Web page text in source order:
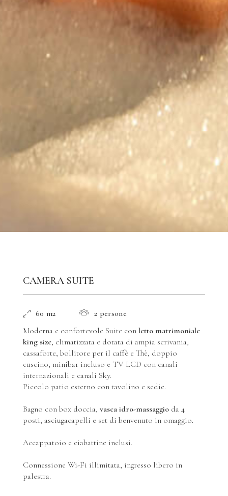
CAMERA SUITE
60 m2
2 persone
Moderna e confortevole Suite con letto matrimoniale
king size, climatizzata e dotata di ampia scrivania,
cassaforte, bollitore per il caffè e Thè, doppio
cuscino, minibar incluso e TV LCD con canali
internazionali e canali Sky.
Piccolo patio esterno con tavolino e sedie.
Bagno con box doccia, vasca idro-massaggio da 4
posti, asciugacapelli e set di benvenuto in omaggio.
Accappatoio e ciabattine inclusi.
Connessione Wi-Fi illimitata, ingresso libero in
palestra.